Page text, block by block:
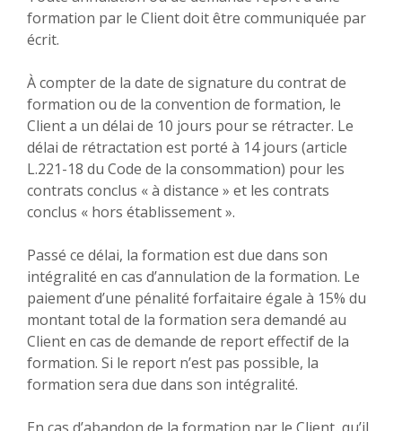
formation par le Client doit être communiquée par
écrit.
À compter de la date de signature du contrat de
formation ou de la convention de formation, le
Client a un délai de 10 jours pour se rétracter. Le
délai de rétractation est porté à 14 jours (article
L.221-18 du Code de la consommation) pour les
contrats conclus « à distance » et les contrats
conclus « hors établissement ».
Passé ce délai, la formation est due dans son
intégralité en cas d’annulation de la formation. Le
paiement d’une pénalité forfaitaire égale à 15% du
montant total de la formation sera demandé au
Client en cas de demande de report effectif de la
formation. Si le report n’est pas possible, la
formation sera due dans son intégralité.